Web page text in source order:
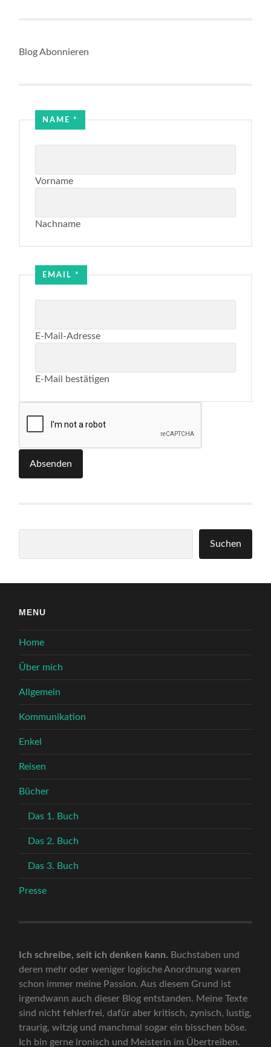
Blog Abonnieren
Name
NAME*
Vorname
Nachname
EMAIL*
E-Mail-Adresse
E-Mail bestätigen
Absenden
Suchen
MENU
Home
Über mich
Allgemein
Kommunikation
Enkel
Reisen
Bücher
Das 1. Buch
Das 2. Buch
Das 3. Buch
Presse
Ich schreibe, seit ich denken kann. Buchstaben und
deren mehr oder weniger logische Anordnung waren
schon immer meine Passion. Aus diesem Grund ist
irgendwann auch dieser Blog entstanden. Meine Texte
sind nicht fehlerfrei, dafür aber kritisch, zynisch, lustig,
traurig, witzig und manchmal sogar ein bisschen böse.
Ich bin gerne ironisch und Meisterin im Übertreiben.